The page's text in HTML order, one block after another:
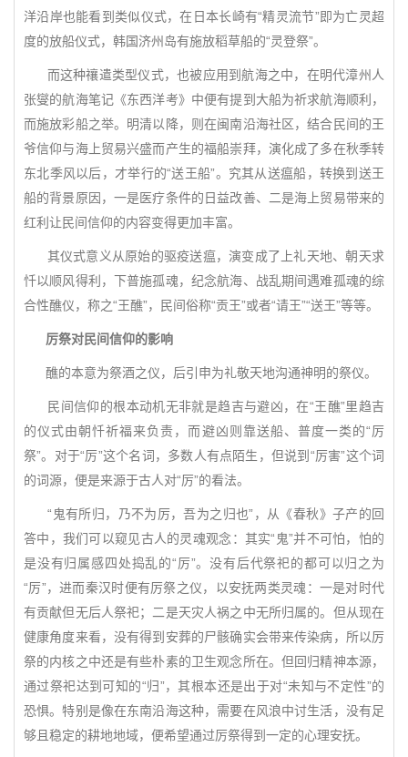
洋沿岸也能看到类似仪式，在日本长崎有“精灵流节”即为亡灵超
度的放船仪式，韩国济州岛有施放稻草船的“灵登祭”。
而这种禳遣类型仪式，也被应用到航海之中，在明代漳州人
张燮的航海笔记《东西洋考》中便有提到大船为祈求航海顺利，
而施放彩船之举。明清以降，则在闽南沿海社区，结合民间的王
爷信仰与海上贸易兴盛而产生的福船崇拜，演化成了多在秋季转
东北季风以后，才举行的“送王船”。究其从送瘟船，转换到送王
船的背景原因，一是医疗条件的日益改善、二是海上贸易带来的
红利让民间信仰的内容变得更加丰富。
其仪式意义从原始的驱疫送瘟，演变成了上礼天地、朝天求
忏以顺风得利，下普施孤魂，纪念航海、战乱期间遇难孤魂的综
合性醮仪，称之“王醮”，民间俗称“贡王”或者“请王”“送王”等等。
厉祭对民间信仰的影响
醮的本意为祭酒之仪，后引申为礼敬天地沟通神明的祭仪。
民间信仰的根本动机无非就是趋吉与避凶，在“王醮”里趋吉
的仪式由朝忏祈福来负责，而避凶则靠送船、普度一类的“厉
祭”。对于“厉”这个名词，多数人有点陌生，但说到“厉害”这个词
的词源，便是来源于古人对“厉”的看法。
“鬼有所归，乃不为厉，吾为之归也”，从《春秋》子产的回
答中，我们可以窥见古人的灵魂观念：其实“鬼”并不可怕，怕的
是没有归属感四处捣乱的“厉”。没有后代祭祀的都可以归之为
“厉”，进而秦汉时便有厉祭之仪，以安抚两类灵魂：一是对时代
有贡献但无后人祭祀；二是天灾人祸之中无所归属的。但从现在
健康角度来看，没有得到安葬的尸骸确实会带来传染病，所以厉
祭的内核之中还是有些朴素的卫生观念所在。但回归精神本源，
通过祭祀达到可知的“归”，其根本还是出于对“未知与不定性”的
恐惧。特别是像在东南沿海这种，需要在风浪中讨生活，没有足
够且稳定的耕地地域，便希望通过厉祭得到一定的心理安抚。